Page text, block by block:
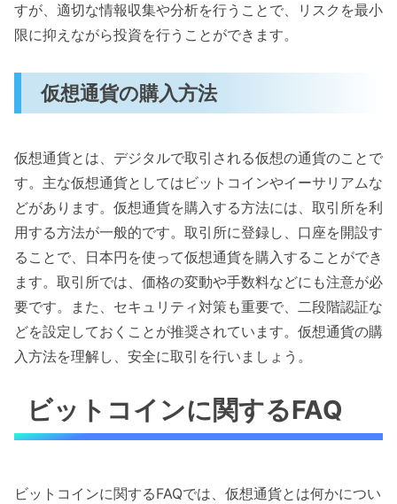
すが、適切な情報収集や分析を行うことで、リスクを最小
限に抑えながら投資を行うことができます。
仮想通貨の購入方法
仮想通貨とは、デジタルで取引される仮想の通貨のことで
す。主な仮想通貨としてはビットコインやイーサリアムな
どがあります。仮想通貨を購入する方法には、取引所を利
用する方法が一般的です。取引所に登録し、口座を開設す
ることで、日本円を使って仮想通貨を購入することができ
ます。取引所では、価格の変動や手数料などにも注意が必
要です。また、セキュリティ対策も重要で、二段階認証な
どを設定しておくことが推奨されています。仮想通貨の購
入方法を理解し、安全に取引を行いましょう。
ビットコインに関するFAQ
ビットコインに関するFAQでは、仮想通貨とは何かについ